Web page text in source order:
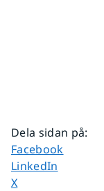
Dela sidan på:
Dela sidan på
Facebook
Dela sidan på
LinkedIn
Dela sidan på
X